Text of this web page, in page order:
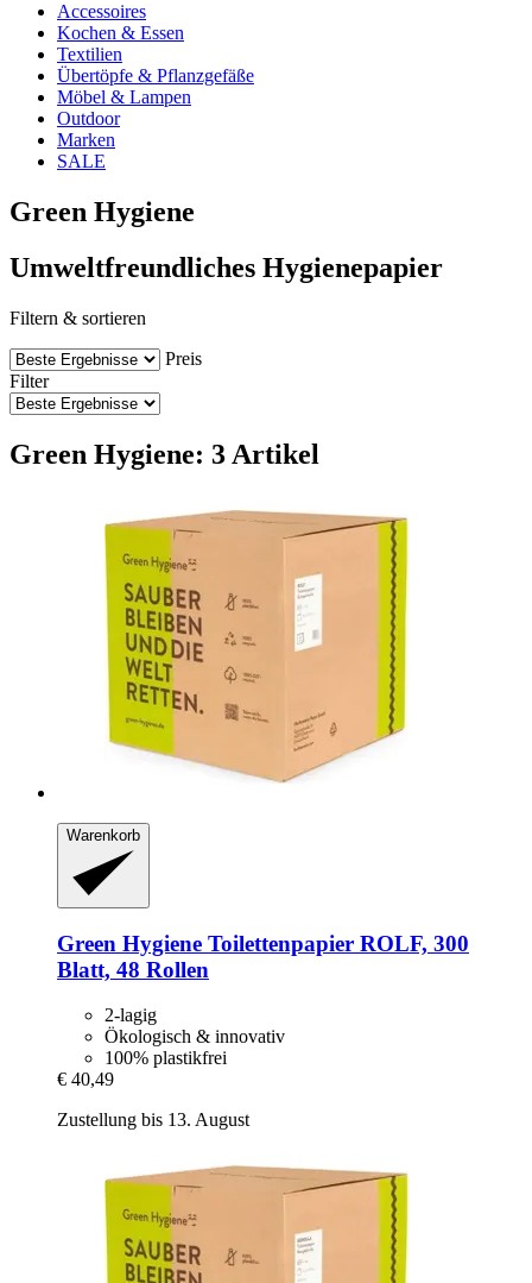
Accessoires
Kochen & Essen
Textilien
Übertöpfe & Pflanzgefäße
Möbel & Lampen
Outdoor
Marken
SALE
Green Hygiene
Umweltfreundliches Hygienepapier
Filtern & sortieren
Preis
Filter
Green Hygiene: 3 Artikel
Warenkorb
Green Hygiene Toilettenpapier ROLF, 300
Blatt, 48 Rollen
2-lagig
Ökologisch & innovativ
100% plastikfrei
€ 40,49
Zustellung bis 13. August